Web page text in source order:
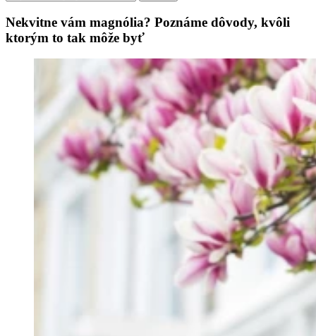
Nekvitne vám magnólia? Poznáme dôvody, kvôli
ktorým to tak môže byť